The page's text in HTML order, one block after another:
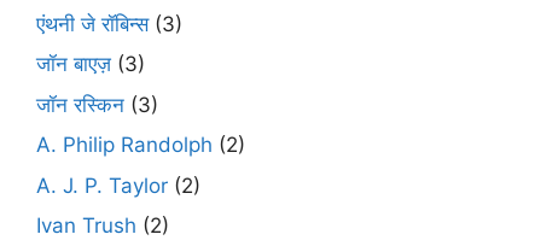
एंथनी जे रॉबिन्स(3)
जॉन बाएज़ (3)
जॉन रस्किन (3)
A. Philip Randolph (2)
A. J. P. Taylor (2)
Ivan Trush (2)